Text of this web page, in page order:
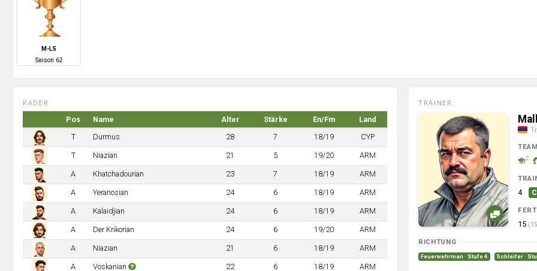
M-L5
Saison 62
KADER:
Pos Name Alter Stärke En/Fm
Land
T
Durmus 28 7 18/19 CYP
T Niazian 21 5 19/20 ARM
A Khatchadourian 23 7 18/19 ARM
A Yeranosian 24 6 18/19 ARM
A Kalaidjian 24 6 18/19 ARM
A Der Krikorian 24 6 19/20 ARM
A Niazian 21 6 18/19 ARM
A Voskanian 22 6 18/19 ARM
TRAINER:
2
4
15
RICHTUNG
Feuerwehrman · Stufe 4 Schleifer ·